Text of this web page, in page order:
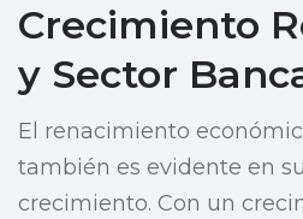
Crecimiento
y Sector
El renacimiento
también es evidente en
crecimiento. Con un